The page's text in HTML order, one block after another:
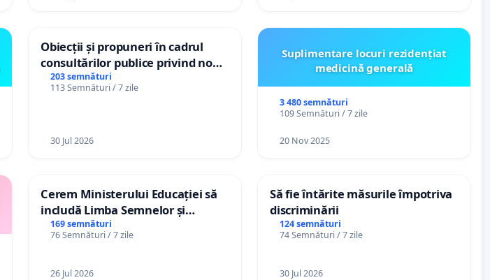
Obiecții și propuneri în cadrul
consultărilor publice privind noul
Plan Urbanistic General (PUG)
Ialoveni
203 semnături
113 Semnături / 7 zile
30 Jul 2026
Suplimentare locuri rezidențiat
medicină generală
3 480 semnături
109 Semnături / 7 zile
20 Nov 2025
Cerem Ministerului Educației să
includă Limba Semnelor și
alfabetul Braille în școlile din
Republica Moldova!
169 semnături
76 Semnături / 7 zile
26 Jul 2026
Să fie întărite măsurile împotriva
discriminării
124 semnături
74 Semnături / 7 zile
30 Jul 2026